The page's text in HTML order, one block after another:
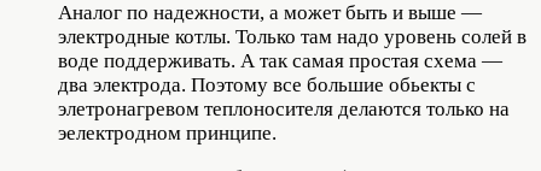
Аналог по надежности, а может быть и выше —
электродные котлы. Только там надо уровень солей в
воде поддерживать. А так самая простая схема —
два электрода. Поэтому все большие обьекты с
элетронагревом теплоносителя делаются только на
эелектродном принципе.